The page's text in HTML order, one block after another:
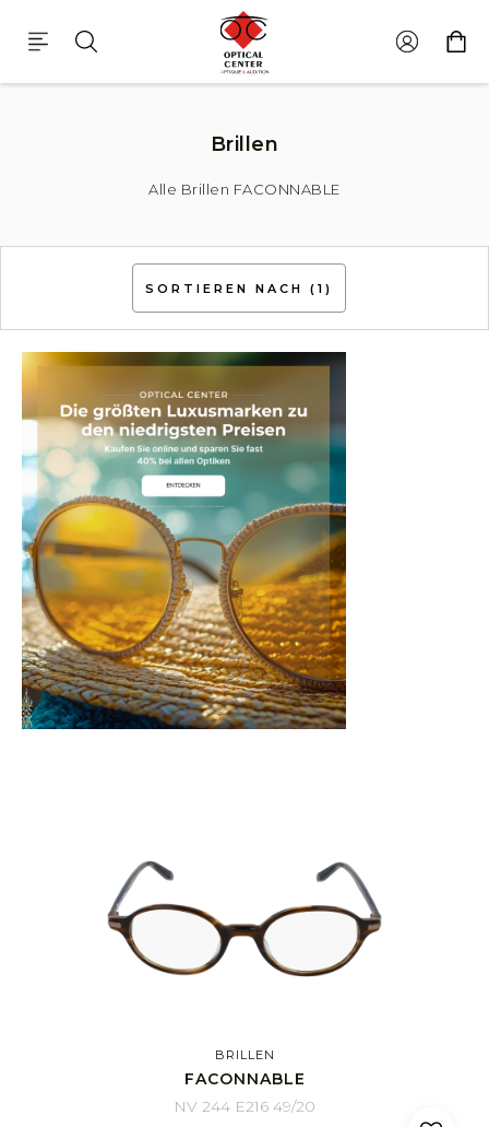
Brillen Faconnable
Brillen
Alle Brillen FACONNABLE
SORTIEREN NACH (1)
BRILLEN
FACONNABLE
NV 244 E216 49/20